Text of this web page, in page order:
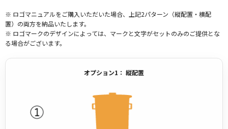
※ ロゴマニュアルをご購入いただいた場合、上記2パターン（縦配置・横配
置）の両方を納品いたします。
※ ロゴマークのデザインによっては、マークと文字がセットのみのご提供とな
る場合がございます。
オプション1： 縦配置